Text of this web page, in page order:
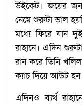
উইকেট। জয়ের
নেমে শুরুটা ভাল
মধ্যে ফিরে যান
রাহানে। এদিন
রান করে তিনি
ক্যাচ দিয়ে আউট
এদিনও ব্যর্থ